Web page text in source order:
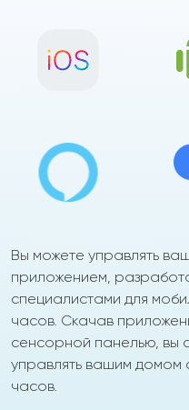
Вы можете управлять
приложением,
специалистами для
часов. Скачав
сенсорной панелью, вы
управлять вашим домом
часов.